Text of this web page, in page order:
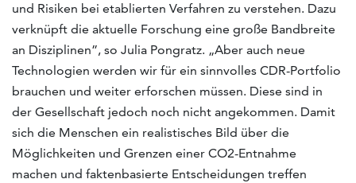
und Risiken bei etablierten Verfahren zu verstehen. Dazu
verknüpft die aktuelle Forschung eine große Bandbreite
an Disziplinen”, so Julia Pongratz. „Aber auch neue
Technologien werden wir für ein sinnvolles CDR-Portfolio
brauchen und weiter erforschen müssen. Diese sind in
der Gesellschaft jedoch noch nicht angekommen. Damit
sich die Menschen ein realistisches Bild über die
Möglichkeiten und Grenzen einer CO2-Entnahme
machen und faktenbasierte Entscheidungen treffen